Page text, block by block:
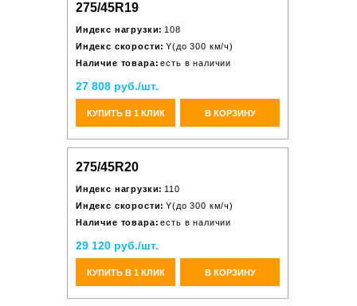
275/45R19
Индекс нагрузки: 108
Индекс скорости: Y(до 300 км/ч)
Наличие товара: есть в наличии
27 808 руб./шт.
КУПИТЬ В 1 КЛИК В КОРЗИНУ
275/45R20
Индекс нагрузки: 110
Индекс скорости: Y(до 300 км/ч)
Наличие товара: есть в наличии
29 120 руб./шт.
КУПИТЬ В 1 КЛИК В КОРЗИНУ